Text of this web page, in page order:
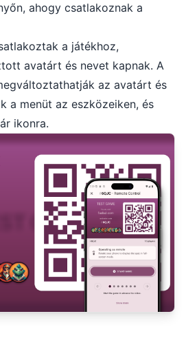
ahogy csatlakoznak a
a játékhoz,
avatárt és nevet kapnak. A
az avatárt és
a menüt az eszközeiken, és
ikonra.